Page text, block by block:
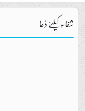
شفاء کیلئے دُعا